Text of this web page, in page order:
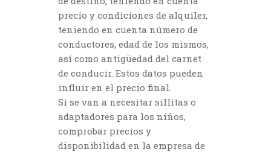
precio y condiciones de alquiler,
teniendo en cuenta número de
conductores, edad de los mismos,
así como antigüedad del carnet
de conducir. Estos datos pueden
influir en el precio final.
Si se van a necesitar sillitas o
adaptadores para los niños,
comprobar precios y
disponibilidad en la empresa de